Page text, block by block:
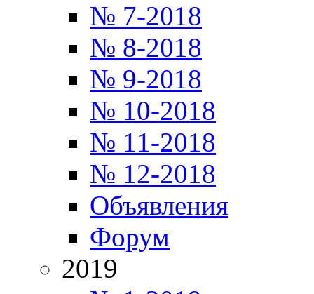
№ 7-2018
№ 8-2018
№ 9-2018
№ 10-2018
№ 11-2018
№ 12-2018
Объявления
Форум
2019